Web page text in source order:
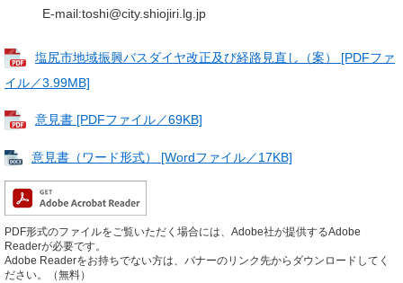
E-mail:toshi@city.shiojiri.lg.jp
塩尻市地域振興バスダイヤ改正及び経路見直し（案） [PDFファ
イル／3.99MB]
意見書 [PDFファイル／69KB]
意見書（ワード形式） [Wordファイル／17KB]
PDF形式のファイルをご覧いただく場合には、Adobe社が提供するAdobe
Readerが必要です。
Adobe Readerをお持ちでない方は、バナーのリンク先からダウンロードしてく
ださい。（無料）